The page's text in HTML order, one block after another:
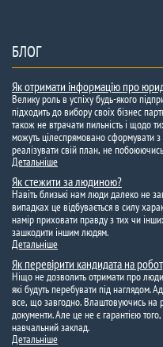
БЛОГ
Як отримати інформацію про
Велику роль в успіху будь-якого
підходить до вибору своїх бізнес
також не втрачати пильність і щодо
можуть цілеспрямовано сформувати
реалізувати свій план, не
Детальніше
Як стежити за людиною?
Навіть близькі нам люди далеко не
випадках це відбувається в силу
намір приховати правду з тих чи
зашкодити іншим людям.
Детальніше
Як перевірити кандидата на
Ніщо не дозволить отримати про
які будуть перебувати під
все, що завгодно. Влаштовуючись на
документи. Але це не є гарантією
навчальний заклад.
Детальніше